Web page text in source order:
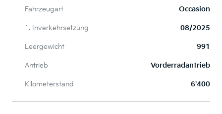
Fahrzeugart Occasion
1. Inverkehrsetzung 08/2025
Leergewicht 991
Antrieb Vorderradantrieb
Kilometerstand 6'400